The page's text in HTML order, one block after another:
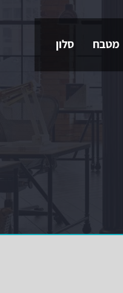
מטבח סלון